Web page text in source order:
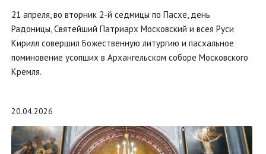
21 апреля, во вторник 2-й седмицы по Пасхе, день
Радоницы, Святейший Патриарх Московский и всея Руси
Кирилл совершил Божественную литургию и пасхальное
поминовение усопших в Архангельском соборе Московского
Кремля.
20.04.2026